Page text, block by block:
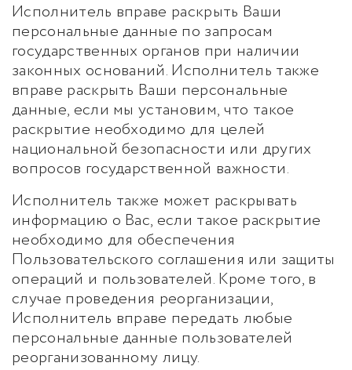
Исполнитель вправе раскрыть Ваши
персональные данные по запросам
государственных органов при наличии
законных оснований. Исполнитель также
вправе раскрыть Ваши персональные
данные, если мы установим, что такое
раскрытие необходимо для целей
национальной безопасности или других
вопросов государственной важности.
Исполнитель также может раскрывать
информацию о Вас, если такое раскрытие
необходимо для обеспечения
Пользовательского соглашения или защиты
операций и пользователей. Кроме того, в
случае проведения реорганизации,
Исполнитель вправе передать любые
персональные данные пользователей
реорганизованному лицу.